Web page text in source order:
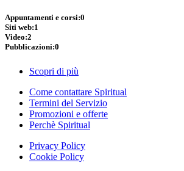
Appuntamenti e corsi:0
Siti web:1
Video:2
Pubblicazioni:0
Scopri di più
Come contattare Spiritual
Termini del Servizio
Promozioni e offerte
Perchè Spiritual
Privacy Policy
Cookie Policy